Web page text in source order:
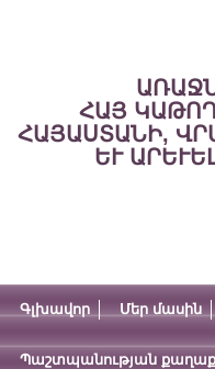
ՀԱՅ
ՀԱՅԱՍՏԱՆԻ,
ԵՒ
Գլխավոր Մեր մասին
Պաշտպանության